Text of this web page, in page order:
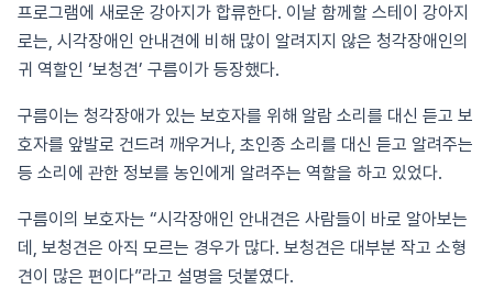
프로그램에 새로운 강아지가 합류한다. 이날 함께할 스테이 강아지
로는, 시각장애인 안내견에 비해 많이 알려지지 않은 청각장애인의
귀 역할인 ‘보청견’ 구름이가 등장했다.
구름이는 청각장애가 있는 보호자를 위해 알람 소리를 대신 듣고 보
호자를 앞발로 건드려 깨우거나, 초인종 소리를 대신 듣고 알려주는
등 소리에 관한 정보를 농인에게 알려주는 역할을 하고 있었다.
구름이의 보호자는 “시각장애인 안내견은 사람들이 바로 알아보는
데, 보청견은 아직 모르는 경우가 많다. 보청견은 대부분 작고 소형
견이 많은 편이다”라고 설명을 덧붙였다.